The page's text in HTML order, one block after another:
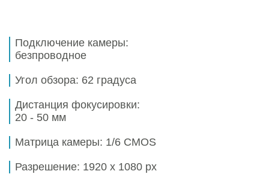
Подключение камеры:
безпроводное
Угол обзора: 62 градуса
Дистанция фокусировки:
20 - 50 мм
Матрица камеры: 1/6 CMOS
Разрешение: 1920 х 1080 px